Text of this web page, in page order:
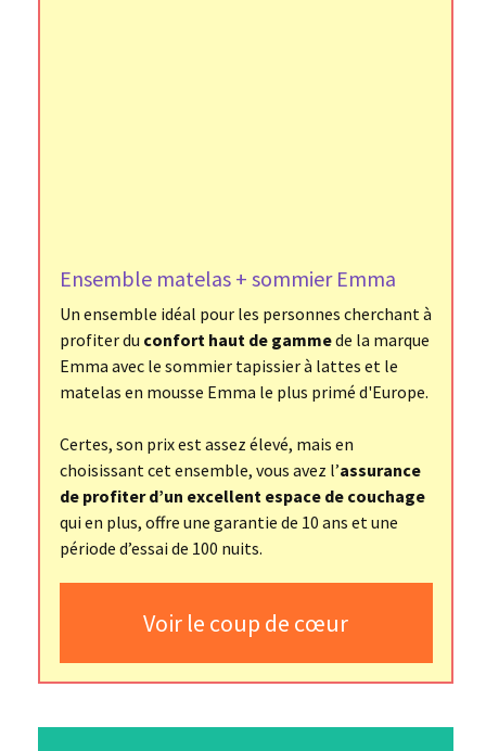
Ensemble matelas + sommier Emma
Un ensemble idéal pour les personnes cherchant à
profiter du confort haut de gammede la marque
Emma avec le sommier tapissier à lattes et le
matelas en mousse Emma le plus primé d'Europe.
Certes, son prix est assez élevé, mais en
choisissant cet ensemble, vous avez l’assurance
de profiter d’un excellent espace de couchage
qui en plus, offre une garantie de 10 ans et une
période d’essai de 100 nuits.
Voir le coup de cœur